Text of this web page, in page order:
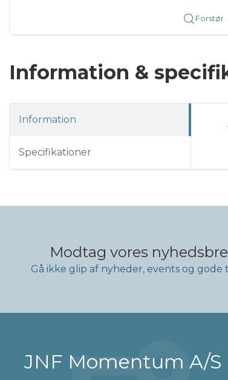
Forstør
Information &
Information
Specifikationer
Modtag vores
Gå ikke glip af nyheder, events og gode
JNF Momentum A/S